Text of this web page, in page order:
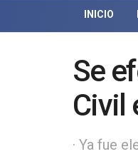
INICIO
Se
Civil
· Ya fue